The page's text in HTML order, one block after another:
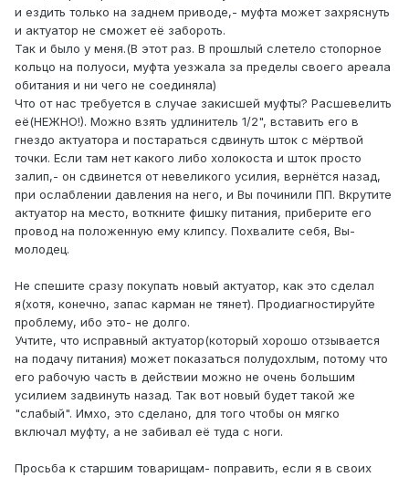
и ездить только на заднем приводе,- муфта может захряснуть
и актуатор не сможет её забороть.
Так и было у меня.(В этот раз. В прошлый слетело стопорное
кольцо на полуоси, муфта уезжала за пределы своего ареала
обитания и ни чего не соединяла)
Что от нас требуется в случае закисшей муфты? Расшевелить
её(НЕЖНО!). Можно взять удлинитель 1/2", вставить его в
гнездо актуатора и постараться сдвинуть шток с мёртвой
точки. Если там нет какого либо холокоста и шток просто
залип,- он сдвинется от невеликого усилия, вернётся назад,
при ослаблении давления на него, и Вы починили ПП. Вкрутите
актуатор на место, воткните фишку питания, приберите его
провод на положенную ему клипсу. Похвалите себя, Вы-
молодец.
Не спешите сразу покупать новый актуатор, как это сделал
я(хотя, конечно, запас карман не тянет). Продиагностируйте
проблему, ибо это- не долго.
Учтите, что исправный актуатор(который хорошо отзывается
на подачу питания) может показаться полудохлым, потому что
его рабочую часть в действии можно не очень большим
усилием задвинуть назад. Так вот новый будет такой же
"слабый". Имхо, это сделано, для того чтобы он мягко
включал муфту, а не забивал её туда с ноги.
Просьба к старшим товарищам- поправить, если я в своих